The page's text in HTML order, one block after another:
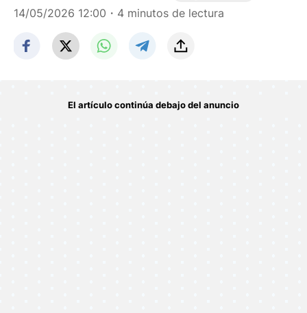
14/05/2026 12:00 ・4 minutos de lectura